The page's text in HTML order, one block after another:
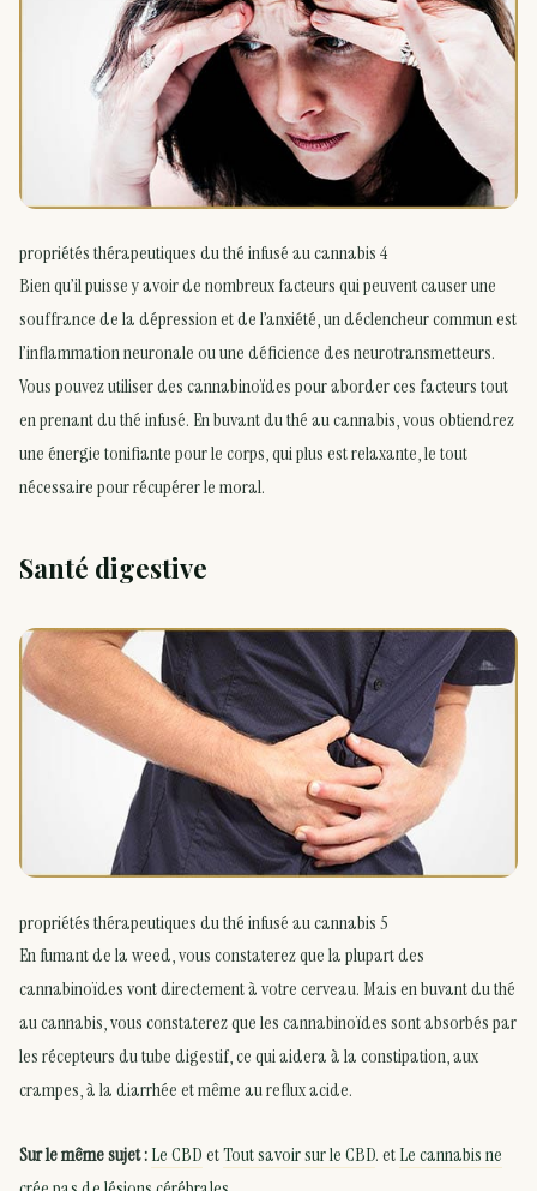
propriétés thérapeutiques du thé infusé au cannabis 4
Bien qu’il puisse y avoir de nombreux facteurs qui peuvent causer une
souffrance de la dépression et de l’anxiété, un déclencheur commun est
l’inflammation neuronale ou une déficience des neurotransmetteurs.
Vous pouvez utiliser des cannabinoïdes pour aborder ces facteurs tout
en prenant du thé infusé. En buvant du thé au cannabis, vous obtiendrez
une énergie tonifiante pour le corps, qui plus est relaxante, le tout
nécessaire pour récupérer le moral.
Santé digestive
propriétés thérapeutiques du thé infusé au cannabis 5
En fumant de la weed, vous constaterez que la plupart des
cannabinoïdes vont directement à votre cerveau. Mais en buvant du thé
au cannabis, vous constaterez que les cannabinoïdes sont absorbés par
les récepteurs du tube digestif, ce qui aidera à la constipation, aux
crampes, à la diarrhée et même au reflux acide.
Sur le même sujet :Le CBDetTout savoir sur le CBD. etLe cannabis ne